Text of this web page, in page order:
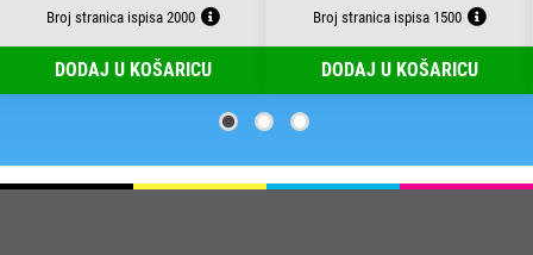
Broj stranica ispisa 2000
DODAJ U KOŠARICU
Broj stranica ispisa 1500
DODAJ U KOŠARICU